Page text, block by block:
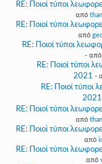
RE: Ποιοί τύποι
από
RE: Ποιοί τύποι
από
RE: Ποιοί τύποι
- από
RE: Ποιοί τύποι
2021 -
RE: Ποιοί
2021
RE: Ποιοί τύποι
από
RE: Ποιοί τύποι
από
RE: Ποιοί τύποι
από